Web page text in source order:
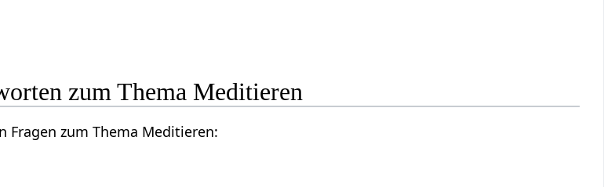
zum Thema Meditieren
zum Thema Meditieren: